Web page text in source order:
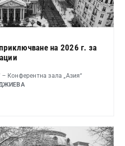
на 2026 г. за
– Конферентна зала „Азия“